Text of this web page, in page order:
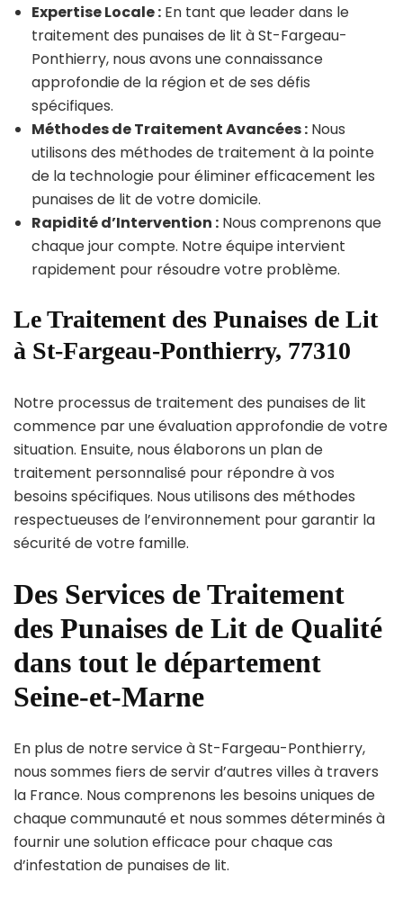
Expertise Locale : En tant que leader dans le
traitement des punaises de lit à St-Fargeau-
Ponthierry, nous avons une connaissance
approfondie de la région et de ses défis
spécifiques.
Méthodes de Traitement Avancées : Nous
utilisons des méthodes de traitement à la pointe
de la technologie pour éliminer efficacement les
punaises de lit de votre domicile.
Rapidité d’Intervention : Nous comprenons que
chaque jour compte. Notre équipe intervient
rapidement pour résoudre votre problème.
Le Traitement des Punaises de Lit
à St-Fargeau-Ponthierry, 77310
Notre processus de traitement des punaises de lit
commence par une évaluation approfondie de votre
situation. Ensuite, nous élaborons un plan de
traitement personnalisé pour répondre à vos
besoins spécifiques. Nous utilisons des méthodes
respectueuses de l’environnement pour garantir la
sécurité de votre famille.
Des Services de Traitement
des Punaises de Lit de Qualité
dans tout le département
Seine-et-Marne
En plus de notre service à St-Fargeau-Ponthierry,
nous sommes fiers de servir d’autres villes à travers
la France. Nous comprenons les besoins uniques de
chaque communauté et nous sommes déterminés à
fournir une solution efficace pour chaque cas
d’infestation de punaises de lit.